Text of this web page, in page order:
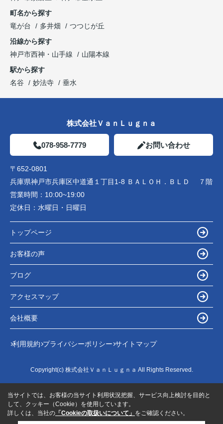
町名から探す
竜が台
多井畑
つつじが丘
沿線から探す
神戸市西神・山手線
山陽本線
駅から探す
名谷
妙法寺 垂水
株式会社ＶａｎＬｕｇｎａ
078-958-7779 お問い合わせ
〒652-0801
兵庫県神戸市兵庫区中道通１丁目1-8 ＢＡＬＯＨ．ＢＬＤ ７階
営業時間： 10:00~19:00
定休日： 水曜日・日曜日
トップページ
お客様の声
ブログ
アクセスマップ
会社概要
利用規約 プライバシーポリシー サイトマップ
Copyright(c) 株式会社ＶａｎＬｕｇｎａ All Rights Reserved.
当サイトでは、お客様の当サイト利用状況把握、サービス向上検討を目的と
して、クッキー（Cookie）を使用しています。
詳しくは、当社の 「Cookieの取扱いについて」 をご確認ください。